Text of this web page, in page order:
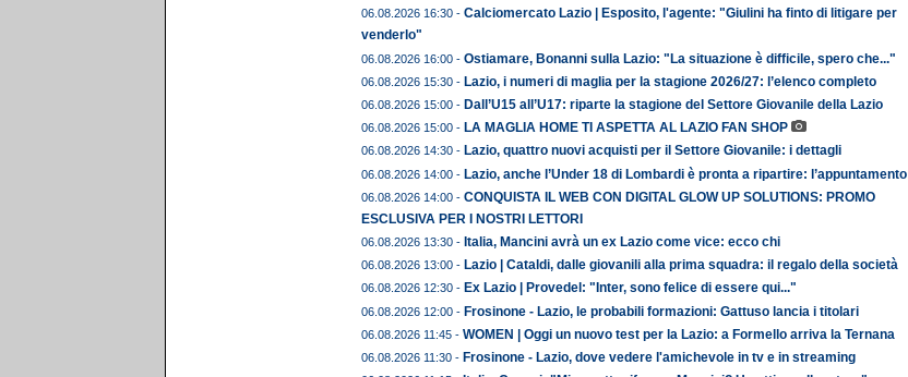
06.08.2026 16:30 - Calciomercato Lazio | Esposito, l'agente: "Giulini ha finto di litigare per
venderlo"
06.08.2026 16:00 - Ostiamare, Bonanni sulla Lazio: "La situazione è difficile, spero che..."
06.08.2026 15:30 - Lazio, i numeri di maglia per la stagione 2026/27: l’elenco completo
06.08.2026 15:00 - Dall’U15 all’U17: riparte la stagione del Settore Giovanile della Lazio
06.08.2026 15:00 - LA MAGLIA HOME TI ASPETTA AL LAZIO FAN SHOP
06.08.2026 14:30 - Lazio, quattro nuovi acquisti per il Settore Giovanile: i dettagli
06.08.2026 14:00 - Lazio, anche l’Under 18 di Lombardi è pronta a ripartire: l’appuntamento
06.08.2026 14:00 - CONQUISTA IL WEB CON DIGITAL GLOW UP SOLUTIONS: PROMO
ESCLUSIVA PER I NOSTRI LETTORI
06.08.2026 13:30 - Italia, Mancini avrà un ex Lazio come vice: ecco chi
06.08.2026 13:00 - Lazio | Cataldi, dalle giovanili alla prima squadra: il regalo della società
06.08.2026 12:30 - Ex Lazio | Provedel: "Inter, sono felice di essere qui..."
06.08.2026 12:00 - Frosinone - Lazio, le probabili formazioni: Gattuso lancia i titolari
06.08.2026 11:45 - WOMEN | Oggi un nuovo test per la Lazio: a Formello arriva la Ternana
06.08.2026 11:30 - Frosinone - Lazio, dove vedere l'amichevole in tv e in streaming